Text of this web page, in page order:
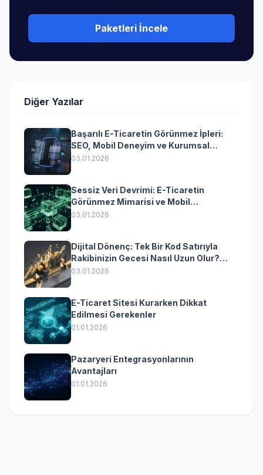
Paketleri İncele
Diğer Yazılar
Başarılı E-Ticaretin Görünmez İpleri:
SEO, Mobil Deneyim ve Kurumsal
Yazılımın Kazandıran Senkronizasyonu
03.01.2026
Sessiz Veri Devrimi: E-Ticaretin
Görünmez Mimarisi ve Mobil
Dönüşümün Kurumsal Anahtarı
03.01.2026
Dijital Dönenç: Tek Bir Kod Satırıyla
Rakibinizin Gecesi Nasıl Uzun Olur?
(Kurumsal Yazılımın Güçlü Rolü)
03.01.2026
E-Ticaret Sitesi Kurarken Dikkat
Edilmesi Gerekenler
01.01.2026
Pazaryeri Entegrasyonlarının
Avantajları
01.01.2026